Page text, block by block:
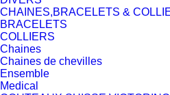
CHAINES,BRACELETS &
BRACELETS
COLLIERS
Chaines
Chaines de chevilles
Ensemble
Medical